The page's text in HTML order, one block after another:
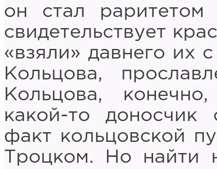
он стал
свидетельствует
«взяли» давнего их
Кольцова,
Кольцова,
какой-то
факт кольцовской
Троцком. Но найти